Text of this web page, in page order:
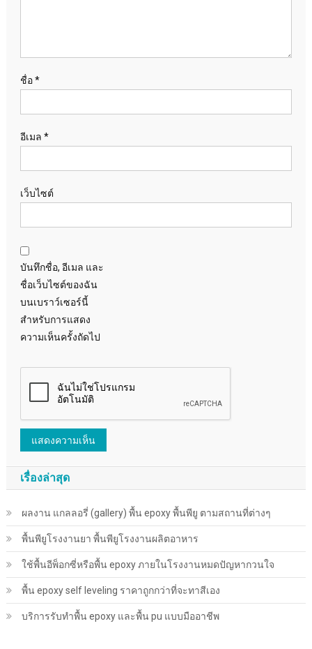
ชื่อ*
อีเมล *
เว็บไซต์
บันทึกชื่อ, อีเมล และ
ชื่อเว็บไซต์ของฉัน
บนเบราว์เซอร์นี้
สำหรับการแสดง
ความเห็นครั้งถัดไป
เรื่องล่าสุด
ผลงาน แกลลอรี่ (gallery) พื้น epoxy พื้นพียู ตามสถานที่ต่างๆ
พื้นพียู​โรงงานยา พื้นพียู​โรงงานผลิตอาหาร
ใช้พื้นอีพ็อกซี่หรือพื้น epoxy ภายในโรงงานหมดปัญหากวนใจ
พื้น epoxy self leveling ราคาถูกกว่าที่จะทาสีเอง
บริการรับทำพื้น epoxy และพื้น pu แบบมืออาชีพ